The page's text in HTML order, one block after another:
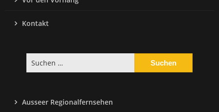
Kontakt
nach:
Ausseer Regionalfernsehen